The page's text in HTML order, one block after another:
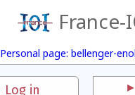
France-
Personal page: bellenger-
Log in